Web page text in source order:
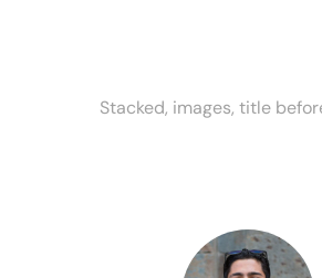
Stacked, images, title